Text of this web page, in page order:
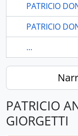
PATRICIO
PATRICIO
...
PATRICIO
GIORGETTI